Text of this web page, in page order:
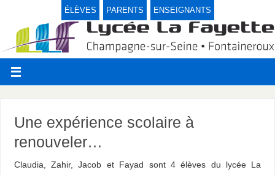
ÉLÈVES PARENTS ENSEIGNANTS
Une expérience scolaire à
renouveler…
Claudia, Zahir, Jacob et Fayad sont 4 élèves du lycée La